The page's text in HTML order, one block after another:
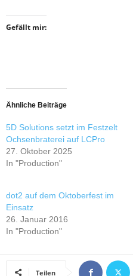
Gefällt mir:
Ähnliche Beiträge
5D Solutions setzt im Festzelt
Ochsenbraterei auf LCPro
27. Oktober 2025
In "Production"
dot2 auf dem Oktoberfest im
Einsatz
26. Januar 2016
In "Production"
Teilen